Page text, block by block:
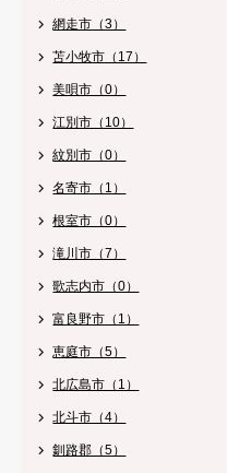
網走市（3）
苫小牧市（17）
美唄市（0）
江別市（10）
紋別市（0）
名寄市（1）
根室市（0）
滝川市（7）
歌志内市（0）
富良野市（1）
恵庭市（5）
北広島市（1）
北斗市（4）
釧路郡（5）